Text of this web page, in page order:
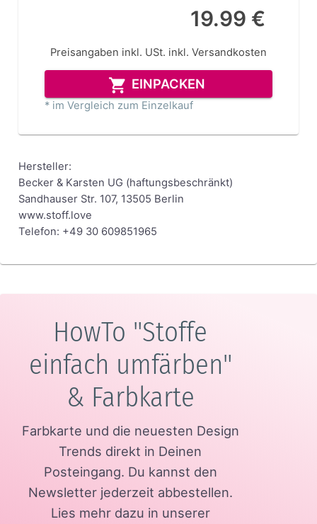
19.99 €
Preisangaben inkl. USt. inkl. Versandkosten
EINPACKEN
* im Vergleich zum Einzelkauf
Hersteller:
Becker & Karsten UG (haftungsbeschränkt)
Sandhauser Str. 107, 13505 Berlin
www.stoff.love
Telefon: +49 30 609851965
HowTo "Stoffe
einfach umfärben"
& Farbkarte
Farbkarte und die neuesten Design
Trends direkt in Deinen
Posteingang. Du kannst den
Newsletter jederzeit abbestellen.
Lies mehr dazu in unserer